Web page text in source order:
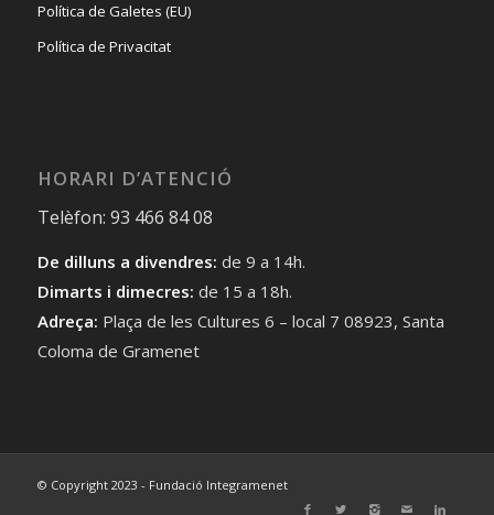
Política de Galetes (EU)
Política de Privacitat
HORARI D’ATENCIÓ
Telèfon: 93 466 84 08
De dilluns a divendres: de 9 a 14h.
Dimarts i dimecres: de 15 a 18h.
Adreça: Plaça de les Cultures 6 – local 7 08923, Santa
Coloma de Gramenet
© Copyright 2023 - Fundació Integramenet